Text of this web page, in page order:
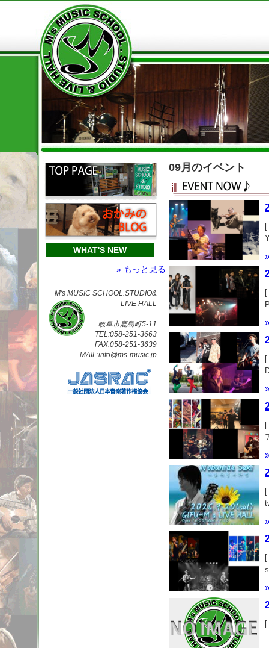
WHAT'S NEW
» もっと見る
M's MUSIC SCHOOL.STUDIO&
LIVE HALL
岐阜市鹿島町5-11
TEL:058-251-3663
FAX:058-251-3639
MAIL:info@ms-music.jp
09月のイベント